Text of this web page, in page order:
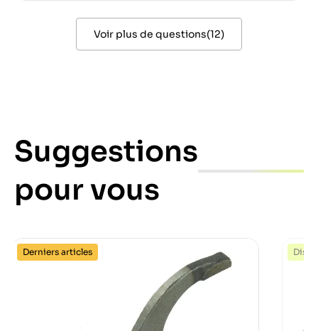
Voir plus de questions(12)
Suggestions
pour vous
Derniers articles